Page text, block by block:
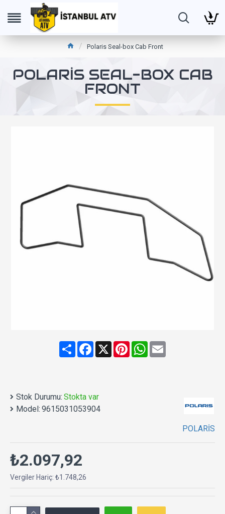
Polaris Seal-box Cab Front
POLARIS SEAL-BOX CAB
FRONT
ShareFacebook
X PinterestWhatsApp
Email
Stok Durumu: Stokta var
Model: 9615031053904
POLARİS
₺2.097,92
Vergiler Hariç: ₺1.748,26